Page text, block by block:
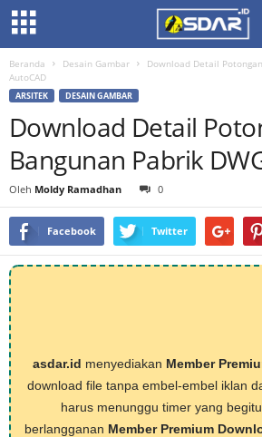
Beranda Desain Gambar
Download Detail
AutoCAD
ARSITEK DESAIN GAMBAR
Download Detail
Bangunan Pabrik
Oleh Moldy Ramadhan 0
Facebook Twitter
asdar.id menyediakan Member
download file tanpa embel-embel iklan
harus menunggu timer yang
berlangganan Member Premium